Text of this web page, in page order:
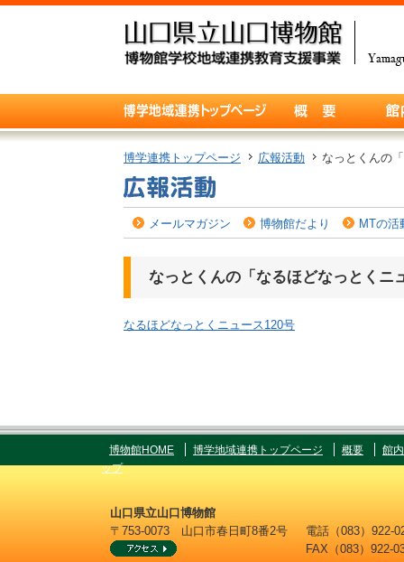
博学連携トップページ 広報活動 なっとくんの
メールマガジン 博物館だより MTの活
なっとくんの「なるほどなっとくニ
なるほどなっとくニュース120号
博物館HOME 博学地域連携トップページ 概要
館
ップ
山口県立山口博物館
〒753-0073 山口市春日町8番2号
電話（083）922-
FAX（083）922-